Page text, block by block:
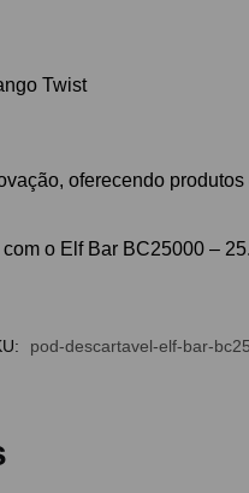
Twist
oferecendo
o Elf Bar BC25000 –
pod-descartavel-elf-bar-